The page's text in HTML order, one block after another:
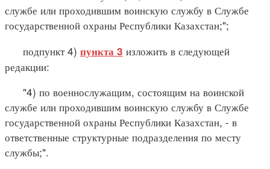
службе или проходившим воинскую службу в Службе
государственной охраны Республики Казахстан;";
подпункт 4) пункта 3 изложить в следующей
редакции:
"4) по военнослужащим, состоящим на воинской
службе или проходившим воинскую службу в Службе
государственной охраны Республики Казахстан, - в
ответственные структурные подразделения по месту
службы;".